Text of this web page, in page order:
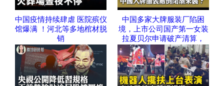
中国疫情持续肆虐 医院殡仪
馆爆满 ！河北等多地棺材脱
销
中国多家大牌服装厂陷困
境，上市公司国产第一女装
拉夏贝尔申请破产清算，